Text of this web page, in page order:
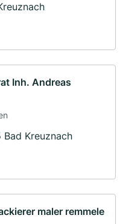
Inh. Andreas
Kreuznach
maler remmele